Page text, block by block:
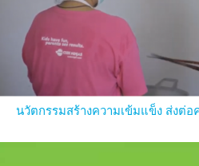
นวัตกรรมสร้างความเข้มแข็ง ส่งต่